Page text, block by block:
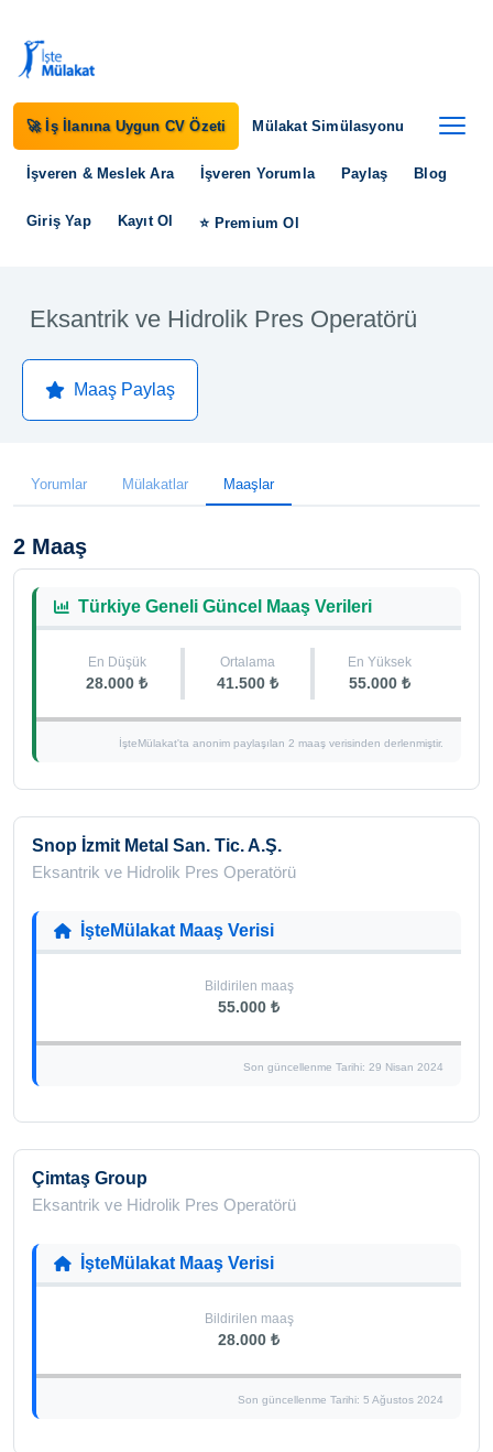
🚀 İş İlanına Uygun CV Özeti Mülakat Simülasyonu
İşveren & Meslek Ara İşveren Yorumla Paylaş Blog
Giriş Yap Kayıt Ol ⭐ Premium Ol
Eksantrik ve Hidrolik Pres Operatörü
Maaş Paylaş
Yorumlar Mülakatlar Maaşlar
2 Maaş
Türkiye Geneli Güncel Maaş Verileri
En Düşük
28.000 ₺
Ortalama
41.500 ₺
En Yüksek
55.000 ₺
İşteMülakat'ta anonim paylaşılan 2 maaş verisinden derlenmiştir.
Snop İzmit Metal San. Tic. A.Ş.
Eksantrik ve Hidrolik Pres Operatörü
İşteMülakat Maaş Verisi
Bildirilen maaş
55.000 ₺
Son güncellenme Tarihi: 29 Nisan 2024
Çimtaş Group
Eksantrik ve Hidrolik Pres Operatörü
İşteMülakat Maaş Verisi
Bildirilen maaş
28.000 ₺
Son güncellenme Tarihi: 5 Ağustos 2024